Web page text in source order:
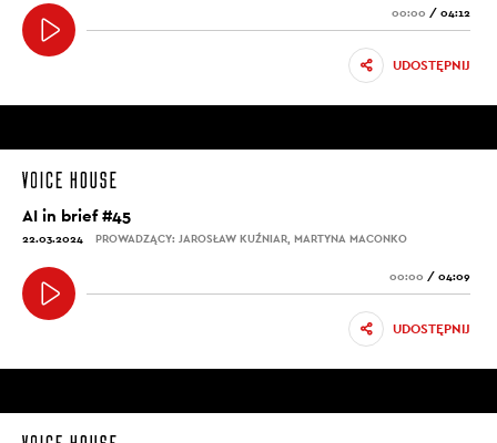
00:00 / 04:12
UDOSTĘPNIJ
AI in brief #45
22.03.2024 PROWADZĄCY: JAROSŁAW KUŹNIAR, MARTYNA MACONKO
00:00 / 04:09
UDOSTĘPNIJ